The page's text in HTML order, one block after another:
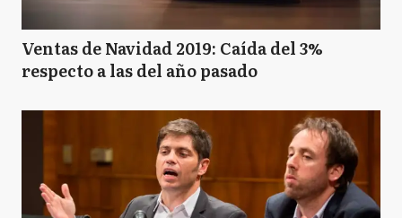
Ventas de Navidad 2019: Caída del 3%
respecto a las del año pasado